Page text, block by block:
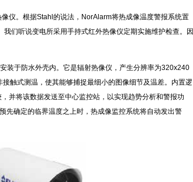
仪。根据Stahl的说法，NorAlarm将热成像温度警报系统置
们听说变电所采用手持式红外热像仪定期实施维护检查。因
装于防水外壳内。它是辐射热像仪，产生分辨率为320x240
触式测温，使其能够捕捉最细小的图像细节及温差。内置逻
并将该数据发送至中心监控站，以实现趋势分析和警报功
先确定的临界温度之上时，热成像监控系统将自动发出警